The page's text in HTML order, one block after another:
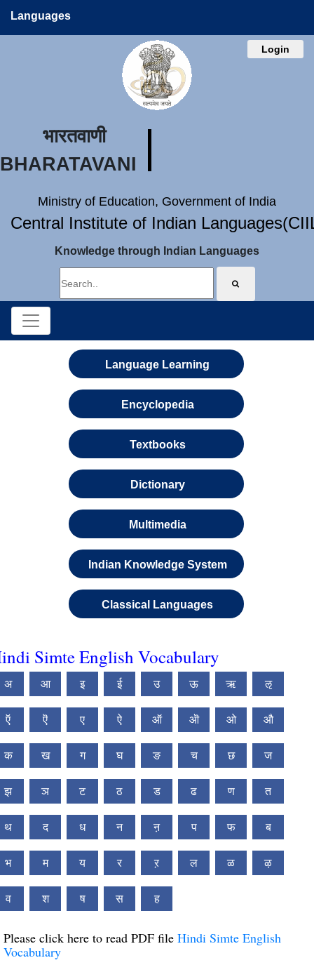
Languages
Login
भारतवाणी
BHARATAVANI
Ministry of Education, Government of India
Central Institute of Indian
Knowledge through Indian Languages
Language Learning
Encyclopedia
Textbooks
Dictionary
Multimedia
Indian Knowledge System
Classical Languages
Simte English Vocabulary
अ आ इ ई उ ऊ ऋ ऌ
ऍ ऎ ए ऐ ऑ ऒ ओ औ
क ख ग घ ङ च छ ज
झ ञ ट ठ ड ढ ण त
थ द ध न ऩ प फ ब
भ म य र ऱ ल ळ ऴ
व श ष स ह
Please click here to read PDF file Hindi Simte English
Vocabulary